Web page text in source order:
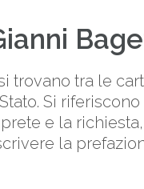
trovano tra le
Si
e la
la